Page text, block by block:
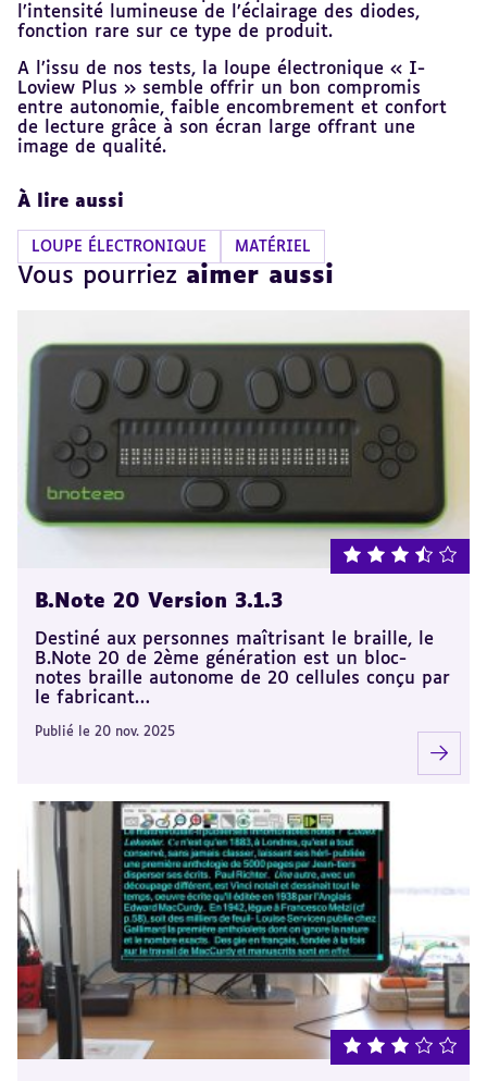
l’intensité lumineuse de l’éclairage des diodes,
fonction rare sur ce type de produit.
A l’issu de nos tests, la loupe électronique « I-
Loview Plus » semble offrir un bon compromis
entre autonomie, faible encombrement et confort
de lecture grâce à son écran large offrant une
image de qualité.
À lire aussi
LOUPE ÉLECTRONIQUE MATÉRIEL
Vous pourriez aimer aussi
note : 3.5 sur 5
B.Note 20 Version 3.1.3
Destiné aux personnes maîtrisant le braille, le
B.Note 20 de 2ème génération est un bloc-
notes braille autonome de 20 cellules conçu par
le fabricant…
Publié le 20 nov. 2025
note : 3 sur 5